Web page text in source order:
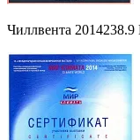
Чиллвента 2014238.9